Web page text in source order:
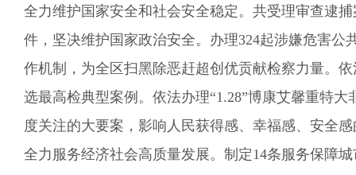
全力维护国家安全和社会安全稳定。 共受理审查逮捕
件，坚决维护国家政治安全。办理324起涉嫌危害公
作机制
，为全区扫黑除恶赶超创优贡献检察力量。
选最高检典型案例。 依法办理“1.28”博康艾馨重特
度关注的大要案， 影响人民获得感、幸福感、安全
全力服务经济社会高质量发展。 制定14条服务保障